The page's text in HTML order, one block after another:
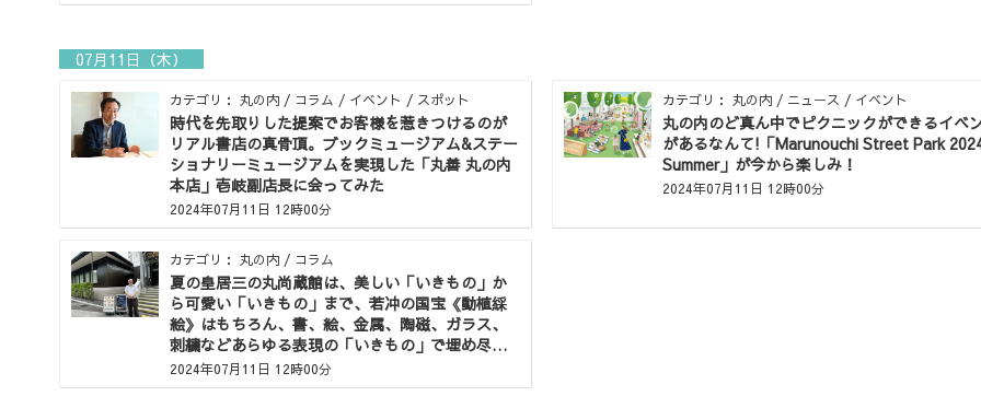
07月11日（木）
カテゴリ： 丸の内 / コラム / イベント / スポット
時代を先取りした提案でお客様を惹きつけるのが
リアル書店の真骨頂。ブックミュージアム&ステー
ショナリーミュージアムを実現した「丸善 丸の内
本店」壱岐副店長に会ってみた
2024年07月11日 12時00分
カテゴリ： 丸の内 / ニュース / イベント
丸の内のど真ん中でピクニックができるイベ
があるなんて!「Marunouchi Street Park
Summer」が今から楽しみ！
2024年07月11日 12時00分
カテゴリ： 丸の内 / コラム
夏の皇居三の丸尚蔵館は、美しい「いきもの」か
ら可愛い「いきもの」まで、若冲の国宝《動植綵
絵》はもちろん、書、絵、金属、陶磁、ガラス、
刺繍などあらゆる表現の「いきもの」で埋め尽く
されるぞ
2024年07月11日 12時00分